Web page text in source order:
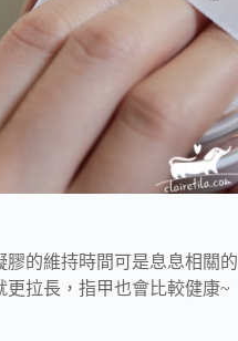
的維持時間可是息息相關
拉長，指甲也會比較健康~